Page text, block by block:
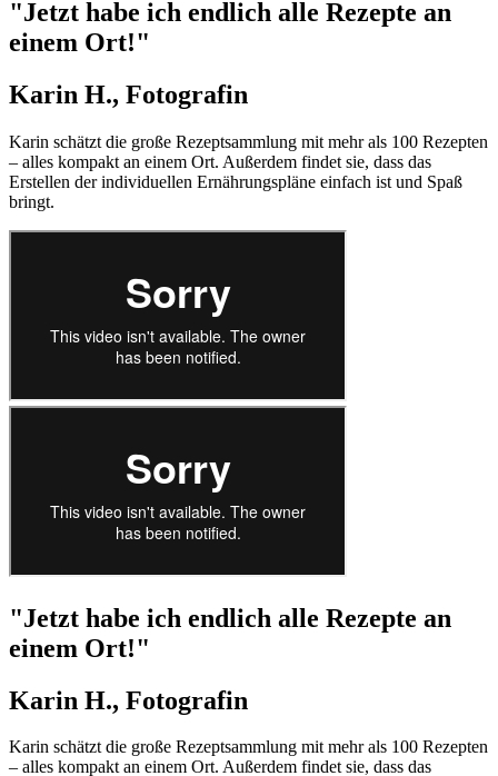
"Jetzt habe ich endlich alle Rezepte an
einem Ort!"
Karin H., Fotografin
Karin schätzt die große Rezeptsammlung mit mehr als 100 Rezepten
– alles kompakt an einem Ort. Außerdem findet sie, dass das
Erstellen der individuellen Ernährungspläne einfach ist und Spaß
bringt.
"Jetzt habe ich endlich alle Rezepte an
einem Ort!"
Karin H., Fotografin
Karin schätzt die große Rezeptsammlung mit mehr als 100 Rezepten
– alles kompakt an einem Ort. Außerdem findet sie, dass das